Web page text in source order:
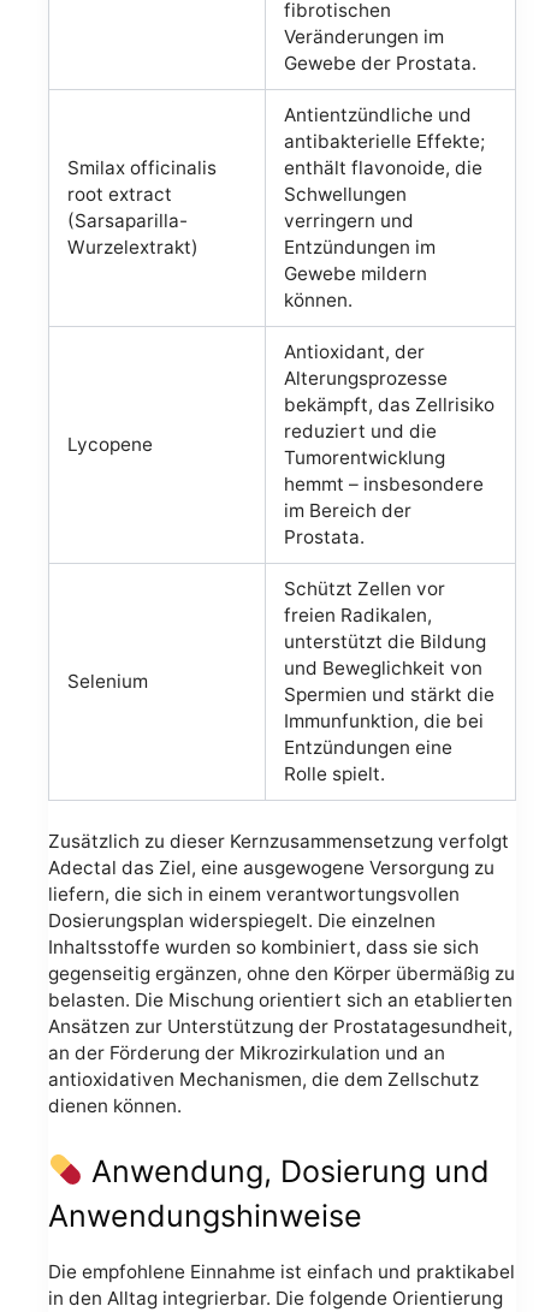
fibrotischen
Veränderungen im
Gewebe der Prostata.
Smilax officinalis
root extract
(Sarsaparilla-
Wurzelextrakt)
Antientzündliche und
antibakterielle Effekte;
enthält flavonoide, die
Schwellungen
verringern und
Entzündungen im
Gewebe mildern
können.
Lycopene
Antioxidant, der
Alterungsprozesse
bekämpft, das Zellrisiko
reduziert und die
Tumorentwicklung
hemmt – insbesondere
im Bereich der
Prostata.
Selenium
Schützt Zellen vor
freien Radikalen,
unterstützt die Bildung
und Beweglichkeit von
Spermien und stärkt die
Immunfunktion, die bei
Entzündungen eine
Rolle spielt.
Zusätzlich zu dieser Kernzusammensetzung verfolgt
Adectal das Ziel, eine ausgewogene Versorgung zu
liefern, die sich in einem verantwortungsvollen
Dosierungsplan widerspiegelt. Die einzelnen
Inhaltsstoffe wurden so kombiniert, dass sie sich
gegenseitig ergänzen, ohne den Körper übermäßig zu
belasten. Die Mischung orientiert sich an etablierten
Ansätzen zur Unterstützung der Prostatagesundheit,
an der Förderung der Mikrozirkulation und an
antioxidativen Mechanismen, die dem Zellschutz
dienen können.
Anwendung, Dosierung und
Anwendungshinweise
Die empfohlene Einnahme ist einfach und praktikabel
in den Alltag integrierbar. Die folgende Orientierung